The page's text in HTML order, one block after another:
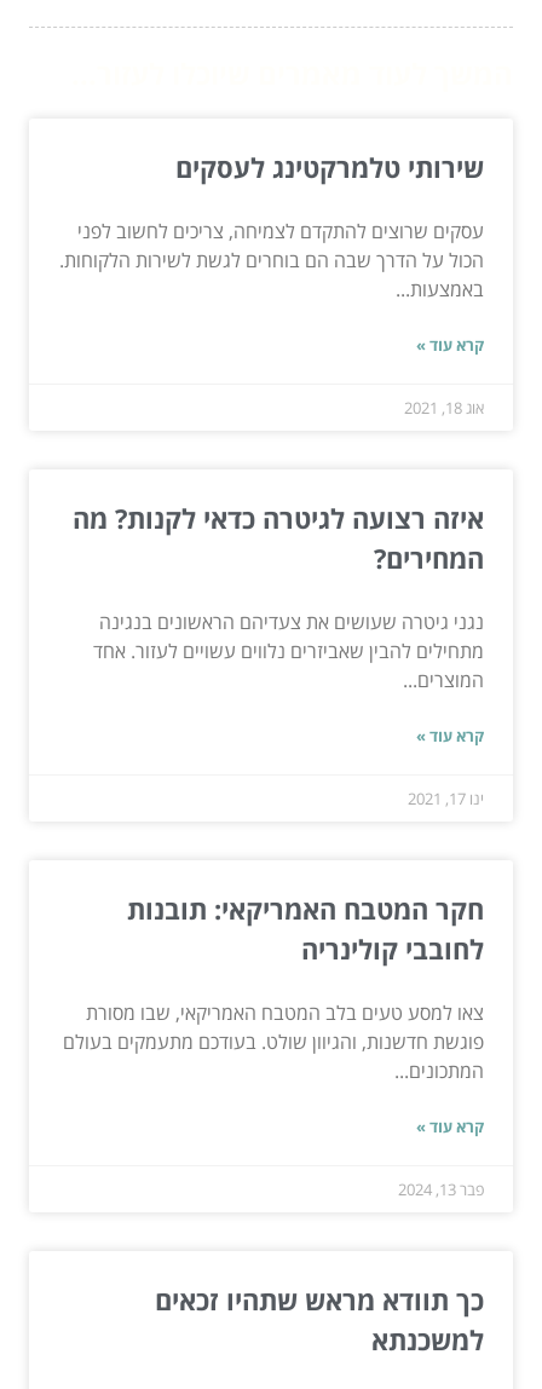
שירותי טלמרקטינג לעסקים
עסקים שרוצים להתקדם לצמיחה, צריכים לחשוב לפני
הכול על הדרך שבה הם בוחרים לגשת לשירות הלקוחות.
באמצעות...
קרא עוד »
אוג 18, 2021
איזה רצועה לגיטרה כדאי לקנות? מה
המחירים?
נגני גיטרה שעושים את צעדיהם הראשונים בנגינה
מתחילים להבין שאביזרים נלווים עשויים לעזור. אחד
המוצרים...
קרא עוד »
ינו 17, 2021
חקר המטבח האמריקאי: תובנות
לחובבי קולינריה
צאו למסע טעים בלב המטבח האמריקאי, שבו מסורת
פוגשת חדשנות, והגיוון שולט. בעודכם מתעמקים בעולם
המתכונים...
קרא עוד »
פבר 13, 2024
כך תוודא מראש שתהיו זכאים
למשכנתא